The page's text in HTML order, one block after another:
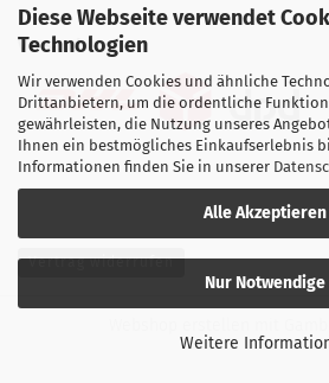
Diese Webseite verwendet
Technologien
Wir verwenden Cookies und ähnliche
Drittanbietern, um die ordentliche
gewährleisten, die Nutzung unseres
Ihnen ein bestmögliches Einkaufserlebnis
Informationen finden Sie in unserer
Alle Akzeptieren
Nur Notwendige
Weitere
Versand
Vertrag widerrufen